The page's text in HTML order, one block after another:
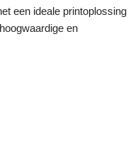
een ideale printoplossing
en